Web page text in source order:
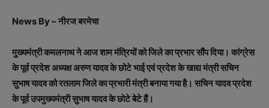
News By – नीरज बरमेचा
मुख्यमंत्री कमलनाथ ने आज शाम मंत्रियों को जिले का प्रभार सौंप दिया। कांग्रेस
के पूर्व प्रदेश अध्यक्ष अरुण यादव के छोटे भाई एवं प्रदेश के खाद्य मंत्री सचिन
सुभाष यादव को रतलाम जिले का प्रभारी मंत्री बनाया गया है। सचिन यादव प्रदेश
के पूर्व उपमुख्यमंत्री सुभाष यादव के छोटे बेटे हैं।